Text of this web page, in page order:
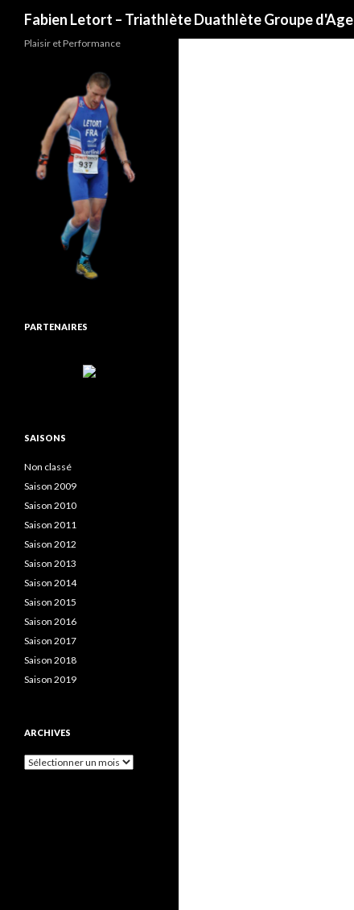
Fabien Letort – Triathlète Duathlète Groupe d'Age
Plaisir et Performance
PARTENAIRES
SAISONS
Non classé
Saison 2009
Saison 2010
Saison 2011
Saison 2012
Saison 2013
Saison 2014
Saison 2015
Saison 2016
Saison 2017
Saison 2018
Saison 2019
ARCHIVES
Archives